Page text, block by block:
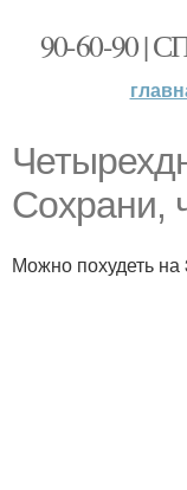
90-60-90
Сохрани,
Можно похудеть на